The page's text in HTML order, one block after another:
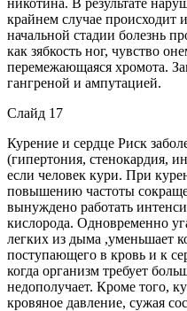
крайнем случае происходит
начальной стадии болезнь
как зябкость ног, чувство
перемежающаяся хромота.
гангреной и ампутацией.
Слайд 17
Курение и сердце Риск
(гипертония, стенокардия,
если человек кури. При
повышению частоты
вынуждено работать
кислорода. Одновременно
легких из дыма ,уменьшает
поступающего в кровь и к
когда организм требует
недополучает. Кроме того,
кровяное давление, сужая